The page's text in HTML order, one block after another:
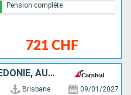
721 CHF
Pension complète
VANUATU, NOUVELLE-CALÉDONIE, AUSTRALIE
Brisbane 09/01/2027